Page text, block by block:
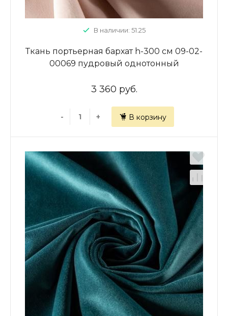
В наличии: 51.25
Ткань портьерная бархат h-300 см 09-02-
00069 пудровый однотонный
3 360 руб.
- + В корзину